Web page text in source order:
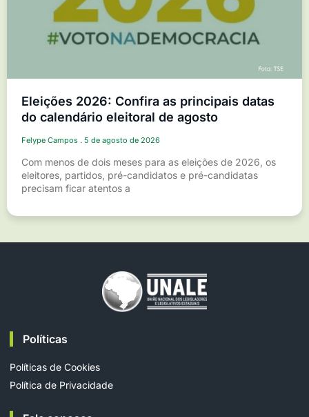
Eleições 2026: Confira as principais datas
do calendário eleitoral de agosto
Felype Campos 5 de agosto de 2026
Com menos de dois meses para as eleições de 2026, os
eleitores, partidos, pré-candidatos e pré-candidatas
precisam ficar atentos a
Políticas
Políticas de Cookies
Política de Privacidade